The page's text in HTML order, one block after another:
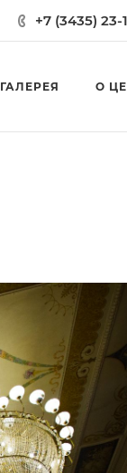
+7 (3435) 23-
ГАЛЕРЕЯ О